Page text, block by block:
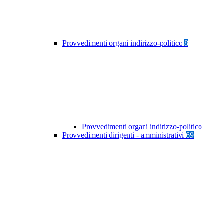
Provvedimenti organi indirizzo-politico 8
Provvedimenti organi indirizzo-politico
Provvedimenti dirigenti - amministrativi 69